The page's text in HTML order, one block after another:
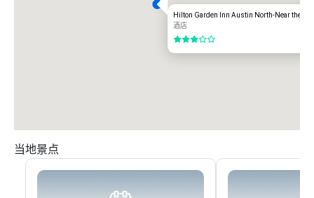
Hilton Garden Inn Austin North-Near the
酒店
3/5
当地景点